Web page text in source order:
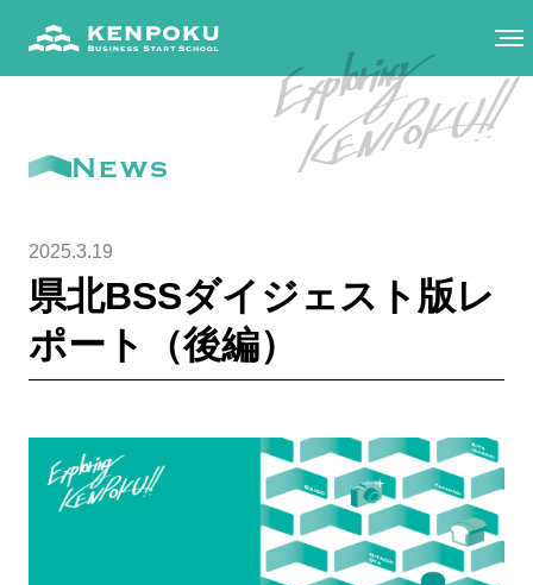
News
2025.3.19
県北BSSダイジェスト版レ
ポート（後編）